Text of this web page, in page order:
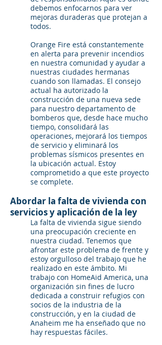
debemos enfocarnos para ver
mejoras duraderas que protejan a
todos.
Orange Fire está constantemente
en alerta para prevenir incendios
en nuestra comunidad y ayudar a
nuestras ciudades hermanas
cuando son llamadas. El consejo
actual ha autorizado la
construcción de una nueva sede
para nuestro departamento de
bomberos que, desde hace mucho
tiempo, consolidará las
operaciones, mejorará los tiempos
de servicio y eliminará los
problemas sísmicos presentes en
la ubicación actual. Estoy
comprometido a que este proyecto
se complete.
Abordar la falta de vivienda con
servicios y aplicación de la ley
La falta de vivienda sigue siendo
una preocupación creciente en
nuestra ciudad. Tenemos que
afrontar este problema de frente y
estoy orgulloso del trabajo que he
realizado en este ámbito. Mi
trabajo con HomeAid America, una
organización sin fines de lucro
dedicada a construir refugios con
socios de la industria de la
construcción, y en la ciudad de
Anaheim me ha enseñado que no
hay respuestas fáciles.